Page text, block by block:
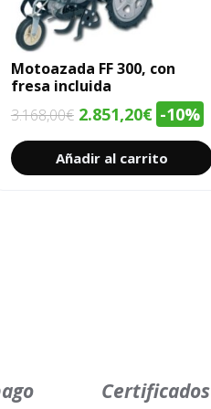
Motoazada FF 300, con
fresa incluida
3.168,00€ El
precio
original
2.851,20€El
precio
actual
-10%
Añadir al carrito
Certificados